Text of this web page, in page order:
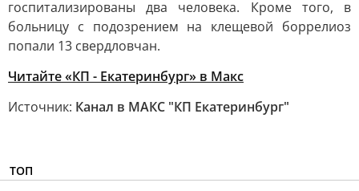
госпитализированы два человека. Кроме того, в
больницу с подозрением на клещевой боррелиоз
попали 13 свердловчан.
Читайте «КП - Екатеринбург» в Макс
Источник: Канал в МАКС "КП Екатеринбург"
ТОП